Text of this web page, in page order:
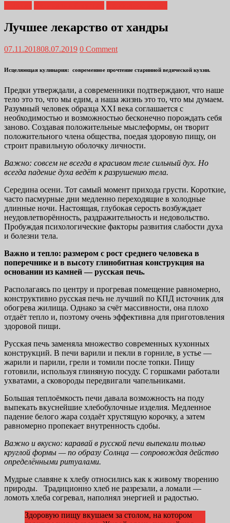
Лучшее лекарство от хандры
07.11.201808.07.2019 0 Comment
Исцеляющая кулинария: современное прочтение старинной ведической кухни.
Предки утверждали, а современники подтверждают, что наше
тело это то, что мы едим, а наша жизнь это то, что мы думаем.
Разумный человек образца XXI века соглашается с
необходимостью и возможностью бесконечно порождать себя
заново. Создавая положительные мыслеформы, он творит
положительного члена общества, поедая здоровую пищу, он
строит правильную оболочку личности.
Важно: совсем не всегда в красивом теле сильный дух. Но
всегда падение духа ведёт к разрушению тела.
Середина осени. Тот самый момент прихода грусти. Короткие,
часто пасмурные дни медленно переходящие в холодные
длинные ночи. Настоящая, глубокая серость возбуждает
неудовлетворённость, раздражительность и недовольство.
Пробуждая психологические факторы развития слабости духа
и болезни тела.
Важно и тепло: размером с рост среднего человека в
поперечнике и в высоту глинобитная конструкция на
основании из камней — русская печь.
Располагаясь по центру и прогревая помещение равномерно,
конструктивно русская печь не лучший по КПД источник для
обогрева жилища. Однако за счёт массивности, она плохо
отдаёт тепло и, поэтому очень эффективна для приготовления
здоровой пищи.
Русская печь заменяла множество современных кухонных
конструкций. В печи варили и пекли в горниле, в устье —
жарили и парили, грели и томили после топки. Пищу
готовили, используя глиняную посуду. С горшками работали
ухватами, а сковороды передвигали чапельниками.
Большая теплоёмкость печи давала возможность на поду
выпекать вкуснейшие хлебобулочные изделия. Медленное
падение белого жара создаёт хрустящую корочку, а затем
равномерно пропекает внутренность сдобы.
Важно и вкусно: каравай в русской печи выпекали только
круглой формы — по образу Солнца — сопровождая действо
определёнными ритуалами.
Мудрые славяне к хлебу относились как к живому творению
природы. Традиционно хлеб не разрезали, а ломали —
ломоть хлеба согревал, наполнял энергией и радостью.
Здоровую пищу вкушаем за столом, на котором